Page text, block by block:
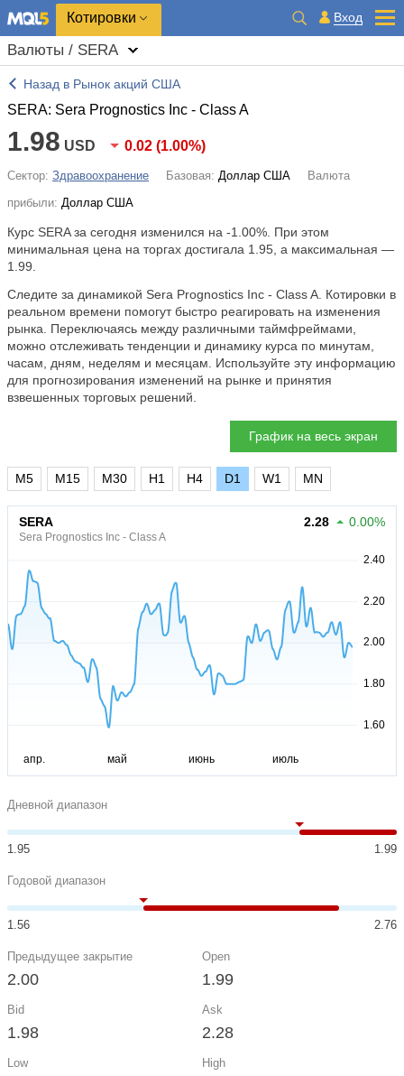
Котировки Вход
Валюты / SERA
Назад в Рынок акций США
SERA: Sera Prognostics Inc - Class A
1.98 USD 0.02 (1.00%)
Сектор: Здравоохранение Базовая: Доллар США
Валюта
прибыли: Доллар США
Курс SERA за сегодня изменился на -1.00% . При этом
минимальная цена на торгах достигала 1.95, а максимальная —
1.99.
Следите за динамикой Sera Prognostics Inc - Class A. Котировки в
реальном времени помогут быстро реагировать на изменения
рынка. Переключаясь между различными таймфреймами,
можно отслеживать тенденции и динамику курса по минутам,
часам, дням, неделям и месяцам. Используйте эту информацию
для прогнозирования изменений на рынке и принятия
взвешенных торговых решений.
График на весь экран
M5 M15 M30 H1 H4 D1 W1 MN
SERA
Sera Prognostics Inc - Class A
2.28 0.00%
Дневной диапазон
1.95 1.99
Годовой диапазон
1.56 2.76
Предыдущее закрытие
2.00
Open
1.99
Bid
1.98
Ask
2.28
Low High